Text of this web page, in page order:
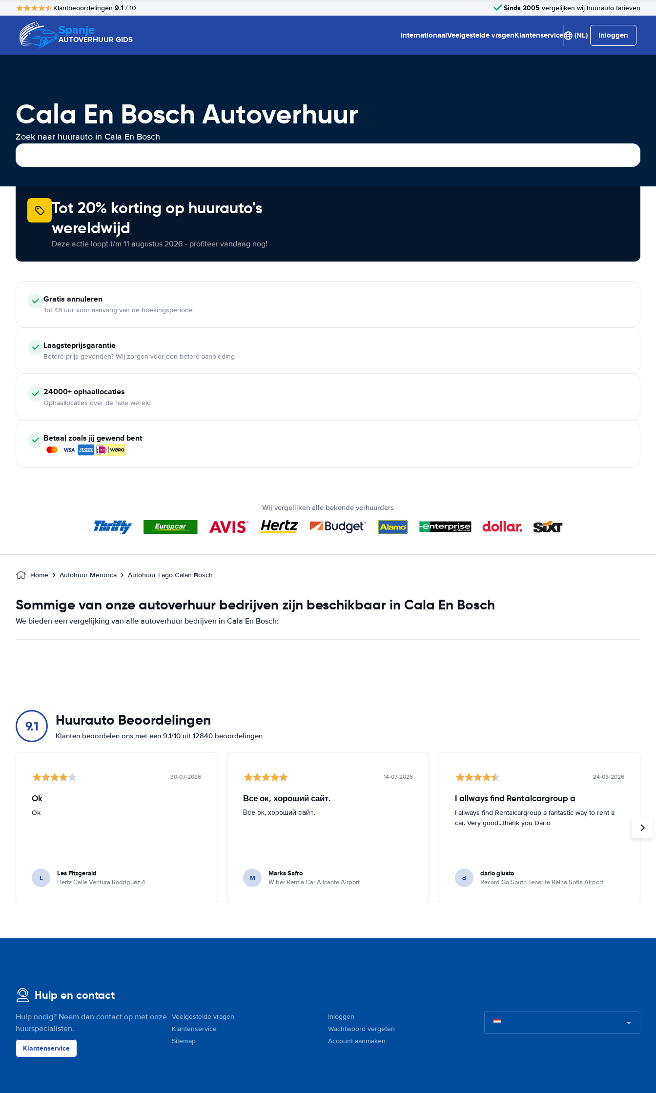
Klantbeoordelingen 9.1 / 10 Sinds 2005 vergelijken wij huurauto tarieven
Spanje
AUTOVERHUUR GIDS InternationaalVeelgestelde vragenKlantenservice (NL) Inloggen
Cala En Bosch Autoverhuur
Zoek naar huurauto in Cala En Bosch
Tot 20% korting op huurauto's
wereldwijd
Deze actie loopt t/m 11 augustus 2026 - profiteer vandaag nog!
Gratis annuleren
Tot 48 uur voor aanvang van de boekingsperiode
Laagsteprijsgarantie
Betere prijs gevonden? Wij zorgen voor een betere aanbieding
24000+ ophaallocaties
Ophaallocaties over de hele wereld
Betaal zoals jij gewend bent
Wij vergelijken alle bekende verhuurders
Home Autohuur Menorca Autohuur Lago Calan Bosch
Sommige van onze autoverhuur bedrijven zijn beschikbaar in Cala En Bosch
We bieden een vergelijking van alle autoverhuur bedrijven in Cala En Bosch:
9.1 Huurauto Beoordelingen
Klanten beoordelen ons met een 9.1/10 uit 12840 beoordelingen
30-07-2026
Ok
Ok
L Les Fitzgerald
Hertz Calle Ventura Rodriguez 4
14-07-2026
Все ок, хороший сайт.
Все ок, хороший сайт.
M Marks Safro
Wiber Rent a Car Alicante Airport
24-03-2026
I allways find Rentalcargroup a
I allways find Rentalcargroup a fantastic way to rent a
car. Very good...thank you Dario
d dario giusto
Record Go South Tenerife Reina Sofia Airport
Hulp en contact
Hulp nodig? Neem dan contact op met onze
huurspecialisten.
Klantenservice
Veelgestelde vragen
Klantenservice
Sitemap
Inloggen
Wachtwoord vergeten
Account aanmaken